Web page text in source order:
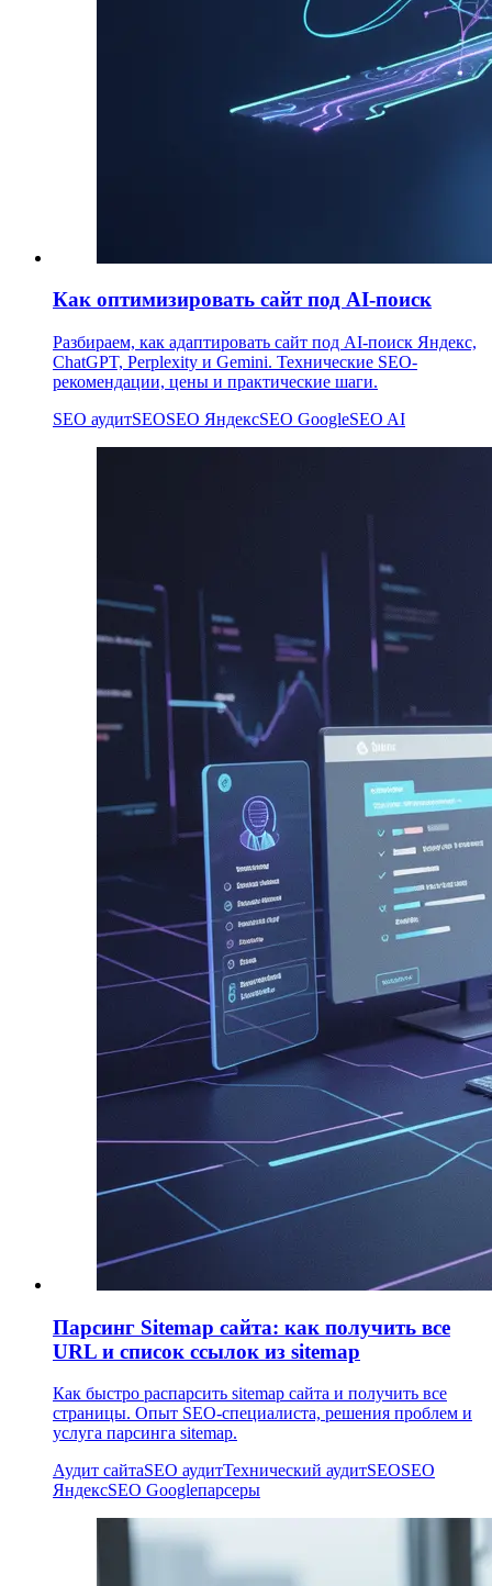
Как оптимизировать сайт под AI-поиск
Разбираем, как адаптировать сайт под AI-поиск Яндекс,
ChatGPT, Perplexity и Gemini. Технические SEO-
рекомендации, цены и практические шаги.
SEO аудитSEOSEO ЯндексSEO GoogleSEO AI
Парсинг Sitemap сайта: как получить все
URL и список ссылок из sitemap
Как быстро распарсить sitemap сайта и получить все
страницы. Опыт SEO-специалиста, решения проблем и
услуга парсинга sitemap.
Аудит сайтаSEO аудитТехнический аудитSEOSEO
ЯндексSEO Googleпарсеры